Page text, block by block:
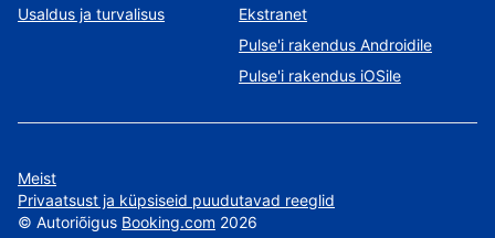
Usaldus ja turvalisus
Ekstranet
Pulse'i rakendus Androidile
Pulse'i rakendus iOSile
Meist
Privaatsust ja küpsiseid puudutavad reeglid
© Autoriõigus Booking.com 2026